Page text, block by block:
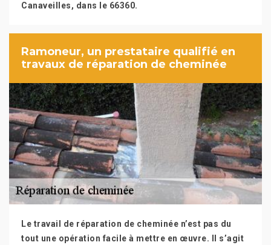
Canaveilles, dans le 66360.
Ramoneur, un prestataire qualifié en
travaux de réparation de cheminée
Le travail de réparation de cheminée n’est pas du
tout une opération facile à mettre en œuvre. Il s’agit